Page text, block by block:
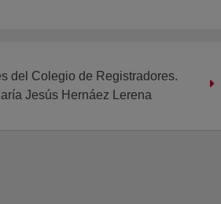
del Colegio de Registradores.
Jesús Hernáez Lerena